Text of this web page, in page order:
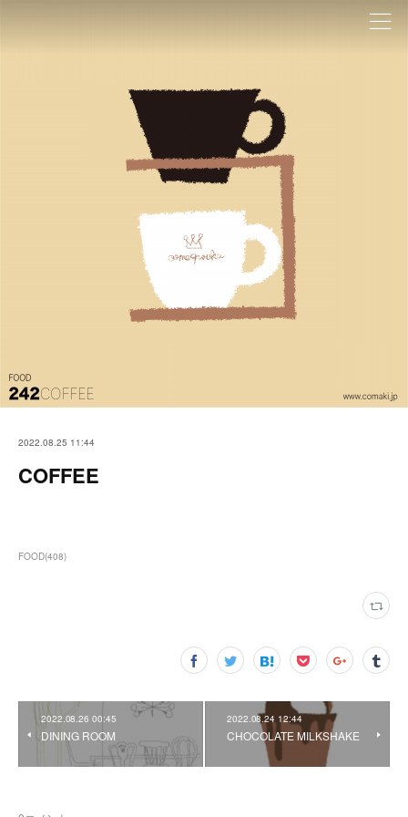
2022.08.25 11:44
COFFEE
FOOD(408)
2022.08.26 00:45
DINING ROOM
2022.08.24 12:44
CHOCOLATE MILKSHAKE